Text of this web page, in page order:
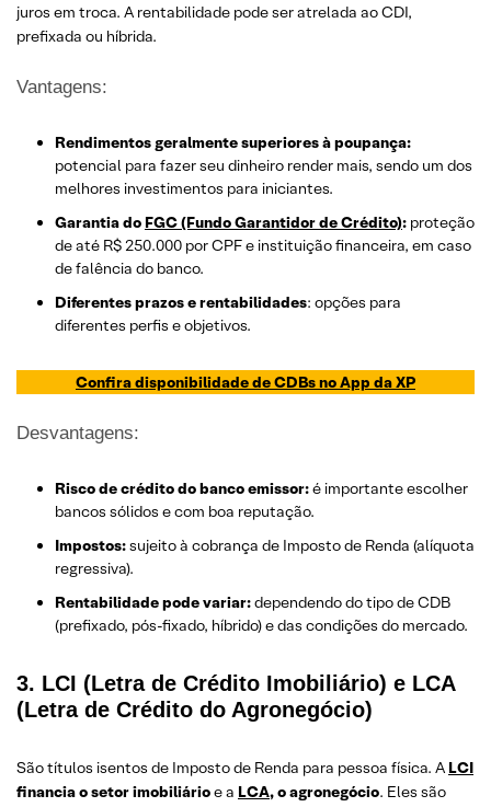
juros em troca. A rentabilidade pode ser atrelada ao CDI,
prefixada ou híbrida.
Vantagens:
Rendimentos geralmente superiores à poupança:
potencial para fazer seu dinheiro render mais, sendo um dos
melhores investimentos para iniciantes.
Garantia do FGC (Fundo Garantidor de Crédito): proteção
de até R$ 250.000 por CPF e instituição financeira, em caso
de falência do banco.
Diferentes prazos e rentabilidades: opções para
diferentes perfis e objetivos.
Confira disponibilidade de CDBs no App da XP
Desvantagens:
Risco de crédito do banco emissor:é importante escolher
bancos sólidos e com boa reputação.
Impostos:sujeito à cobrança de Imposto de Renda (alíquota
regressiva).
Rentabilidade pode variar:dependendo do tipo de CDB
(prefixado, pós-fixado, híbrido) e das condições do mercado.
3. LCI (Letra de Crédito Imobiliário) e LCA
(Letra de Crédito do Agronegócio)
São títulos isentos de Imposto de Renda para pessoa física. A LCI
financia o setor imobiliárioe a LCA, o agronegócio. Eles são